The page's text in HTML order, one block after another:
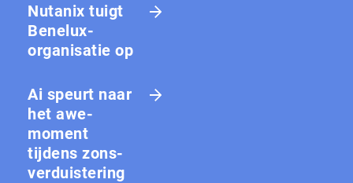
Nutanix tuigt
Benelux-
organisatie op
Ai speurt naar
het awe-
moment
tijdens zons­
ver­duis­te­ring